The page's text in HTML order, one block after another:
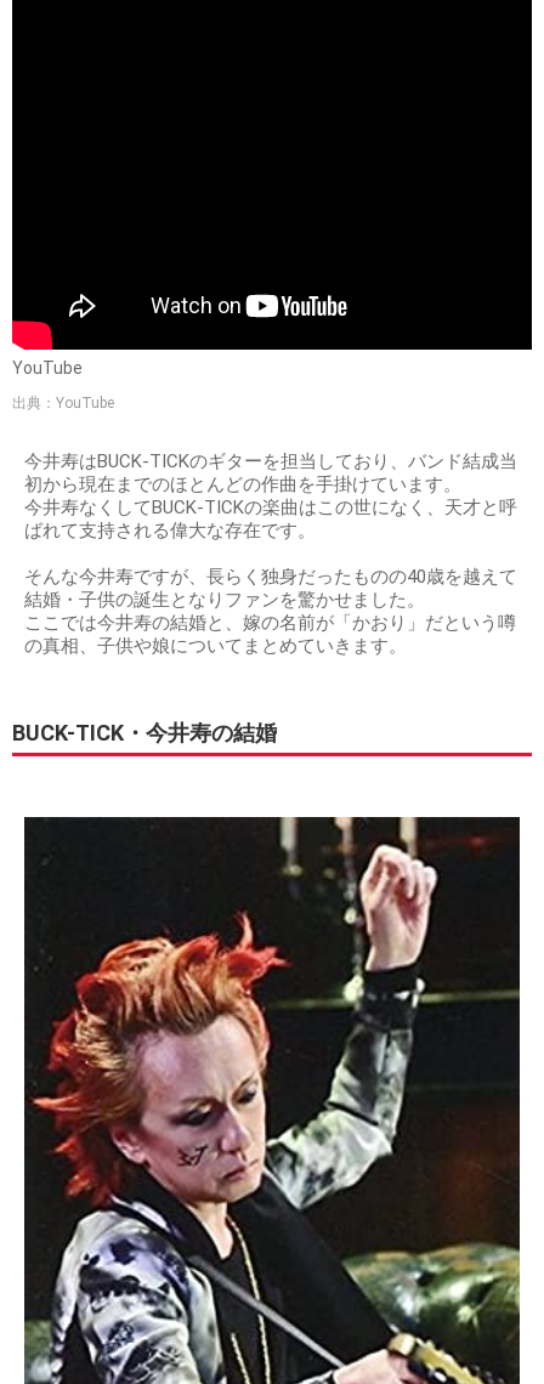
YouTube
出典：YouTube
今井寿はBUCK-TICKのギターを担当しており、バンド結成当
初から現在までのほとんどの作曲を手掛けています。
今井寿なくしてBUCK-TICKの楽曲はこの世になく、天才と呼
ばれて支持される偉大な存在です。
そんな今井寿ですが、長らく独身だったものの40歳を越えて
結婚・子供の誕生となりファンを驚かせました。
ここでは今井寿の結婚と、嫁の名前が「かおり」だという噂
の真相、子供や娘についてまとめていきます。
BUCK-TICK・今井寿の結婚